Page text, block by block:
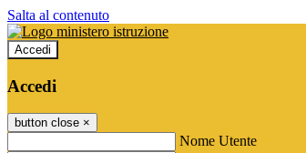
Salta al contenuto
Accedi
Accedi
button close ×
Nome Utente